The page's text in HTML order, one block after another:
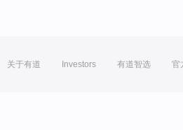
关于有道 Investors 有道智选 官